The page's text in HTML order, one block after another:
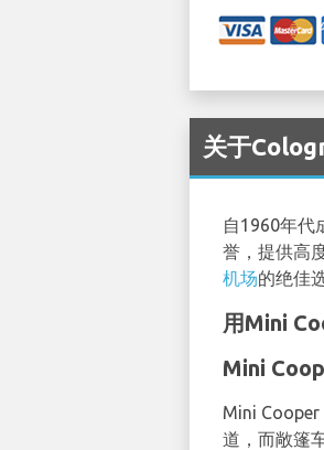
关于
自1960年代
誉，提供高
机场的绝佳
用Mini
Mini
Mini
道，而敞篷